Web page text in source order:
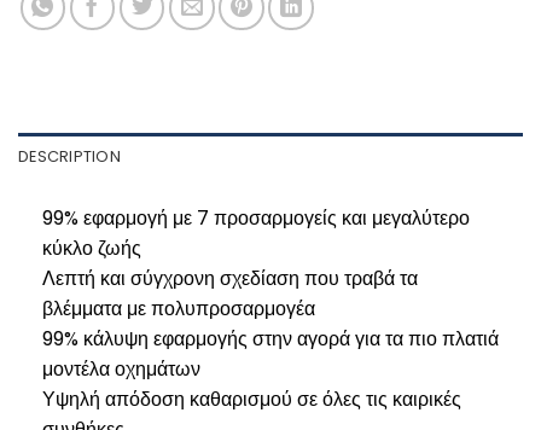
DESCRIPTION
99% εφαρμογή με 7 προσαρμογείς και μεγαλύτερο
κύκλο ζωής
Λεπτή και σύγχρονη σχεδίαση που τραβά τα
βλέμματα με πολυπροσαρμογέα
99% κάλυψη εφαρμογής στην αγορά για τα πιο πλατιά
μοντέλα οχημάτων
Υψηλή απόδοση καθαρισμού σε όλες τις καιρικές